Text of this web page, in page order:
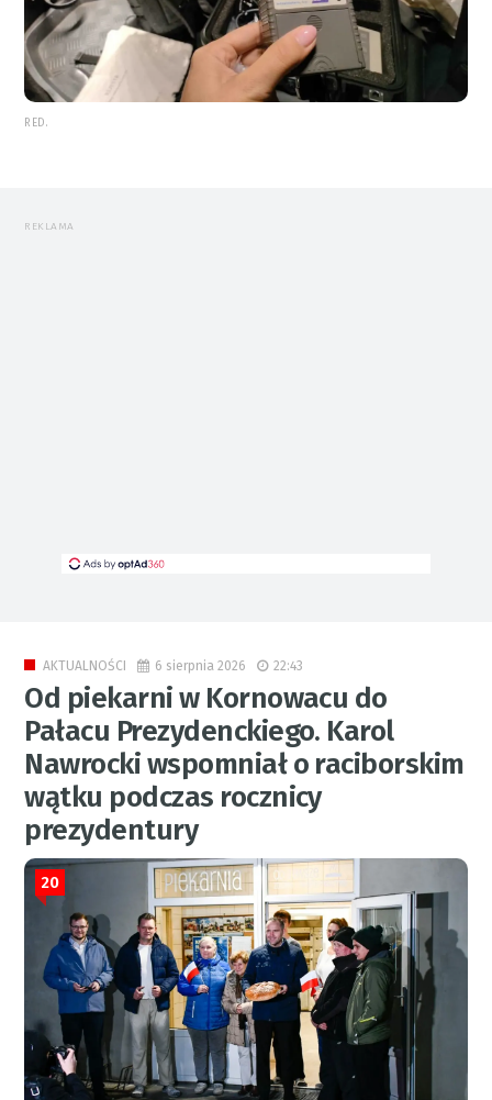
RED.
REKLAMA
AKTUALNOŚCI 6 sierpnia 2026 22:43
Od piekarni w Kornowacu do
Pałacu Prezydenckiego. Karol
Nawrocki wspomniał o raciborskim
wątku podczas rocznicy
prezydentury
20